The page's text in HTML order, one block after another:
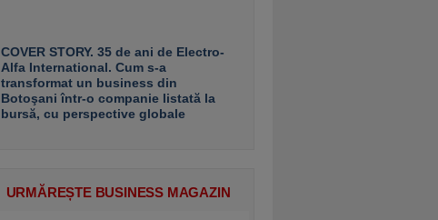
COVER STORY. 35 de ani de Electro-
Alfa International. Cum s-a
transformat un business din
Botoşani într-o companie listată la
bursă, cu perspective globale
URMĂREȘTE BUSINESS MAGAZIN